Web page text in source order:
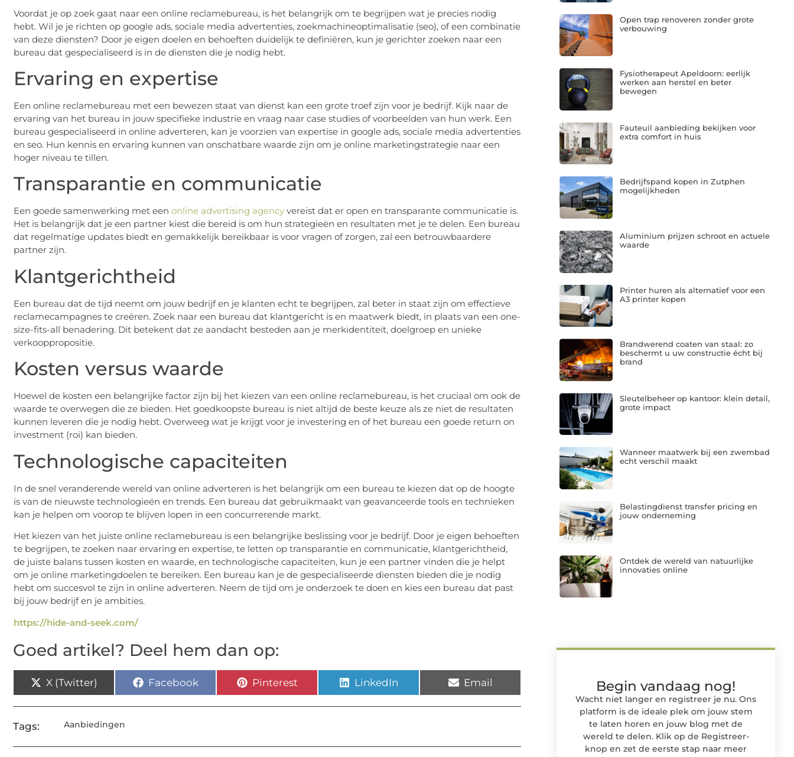
Voordat je op zoek gaat naar een online reclamebureau, is het belangrijk om te begrijpen wat je precies nodig
hebt. Wil je je richten op google ads, sociale media advertenties, zoekmachineoptimalisatie (seo), of een combinatie
van deze diensten? Door je eigen doelen en behoeften duidelijk te definiëren, kun je gerichter zoeken naar een
bureau dat gespecialiseerd is in de diensten die je nodig hebt.
Ervaring en expertise
Een online reclamebureau met een bewezen staat van dienst kan een grote troef zijn voor je bedrijf. Kijk naar de
ervaring van het bureau in jouw specifieke industrie en vraag naar case studies of voorbeelden van hun werk. Een
bureau gespecialiseerd in online adverteren, kan je voorzien van expertise in google ads, sociale media advertenties
en seo. Hun kennis en ervaring kunnen van onschatbare waarde zijn om je online marketingstrategie naar een
hoger niveau te tillen.
Transparantie en communicatie
Een goede samenwerking met een online advertising agency vereist dat er open en transparante communicatie is.
Het is belangrijk dat je een partner kiest die bereid is om hun strategieën en resultaten met je te delen. Een bureau
dat regelmatige updates biedt en gemakkelijk bereikbaar is voor vragen of zorgen, zal een betrouwbaardere
partner zijn.
Klantgerichtheid
Een bureau dat de tijd neemt om jouw bedrijf en je klanten echt te begrijpen, zal beter in staat zijn om effectieve
reclamecampagnes te creëren. Zoek naar een bureau dat klantgericht is en maatwerk biedt, in plaats van een one-
size-fits-all benadering. Dit betekent dat ze aandacht besteden aan je merkidentiteit, doelgroep en unieke
verkooppropositie.
Kosten versus waarde
Hoewel de kosten een belangrijke factor zijn bij het kiezen van een online reclamebureau, is het cruciaal om ook de
waarde te overwegen die ze bieden. Het goedkoopste bureau is niet altijd de beste keuze als ze niet de resultaten
kunnen leveren die je nodig hebt. Overweeg wat je krijgt voor je investering en of het bureau een goede return on
investment (roi) kan bieden.
Technologische capaciteiten
In de snel veranderende wereld van online adverteren is het belangrijk om een bureau te kiezen dat op de hoogte
is van de nieuwste technologieën en trends. Een bureau dat gebruikmaakt van geavanceerde tools en technieken
kan je helpen om voorop te blijven lopen in een concurrerende markt.
Het kiezen van het juiste online reclamebureau is een belangrijke beslissing voor je bedrijf. Door je eigen behoeften
te begrijpen, te zoeken naar ervaring en expertise, te letten op transparantie en communicatie, klantgerichtheid,
de juiste balans tussen kosten en waarde, en technologische capaciteiten, kun je een partner vinden die je helpt
om je online marketingdoelen te bereiken. Een bureau kan je de gespecialiseerde diensten bieden die je nodig
hebt om succesvol te zijn in online adverteren. Neem de tijd om je onderzoek te doen en kies een bureau dat past
bij jouw bedrijf en je ambities.
https://hide-and-seek.com/
Goed artikel? Deel hem dan op:
X (Twitter) Facebook Pinterest LinkedIn Email
Tags: Aanbiedingen
Open trap renoveren zonder grote
verbouwing
Fysiotherapeut Apeldoorn: eerlijk
werken aan herstel en beter
bewegen
Fauteuil aanbieding bekijken voor
extra comfort in huis
Bedrijfspand kopen in Zutphen
mogelijkheden
Aluminium prijzen schroot en actuele
waarde
Printer huren als alternatief voor een
A3 printer kopen
Brandwerend coaten van staal: zo
beschermt u uw constructie écht bij
brand
Sleutelbeheer op kantoor: klein detail,
grote impact
Wanneer maatwerk bij een zwembad
echt verschil maakt
Belastingdienst transfer pricing en
jouw onderneming
Ontdek de wereld van natuurlijke
innovaties online
Begin vandaag nog!
Wacht niet langer en registreer je nu. Ons
platform is de ideale plek om jouw stem
te laten horen en jouw blog met de
wereld te delen. Klik op de Registreer-
knop en zet de eerste stap naar meer